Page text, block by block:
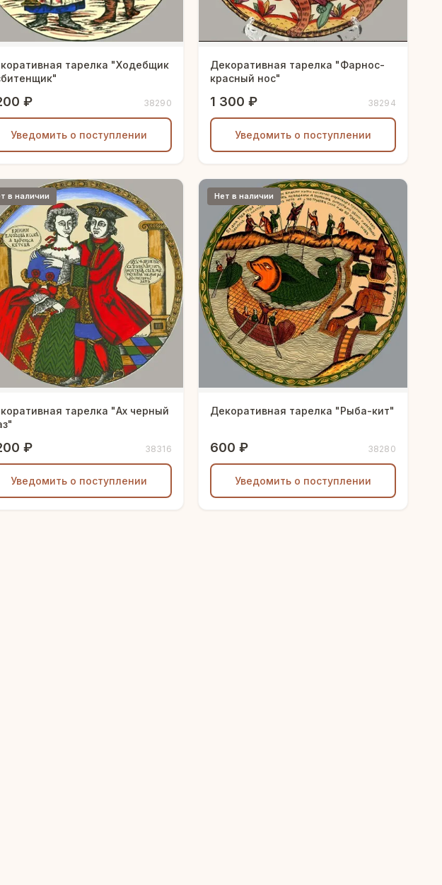
тарелка "Ходебщик
₽ 38290
Уведомить о поступлении
Декоративная тарелка "Фарнос-
красный нос"
1 300 ₽ 38294
Уведомить о поступлении
в наличии
тарелка "Ах черный
₽ 38316
Уведомить о поступлении
Нет в наличии
Декоративная тарелка "Рыба-кит"
600 ₽ 38280
Уведомить о поступлении